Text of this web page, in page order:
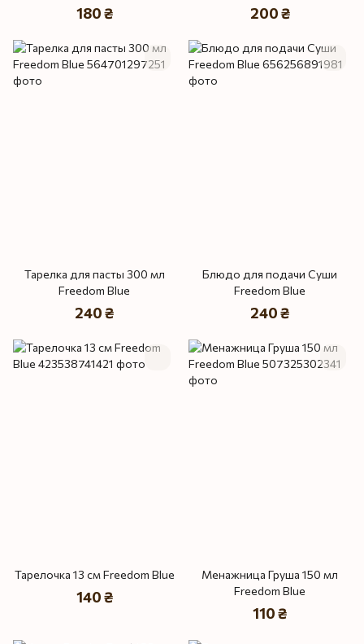
180 ₴ 200 ₴
Тарелка для пасты 300 мл
Freedom Blue
240 ₴
Блюдо для подачи Суши
Freedom Blue
240 ₴
Тарелочка 13 см Freedom Blue
140 ₴
Менажница Груша 150 мл
Freedom Blue
110 ₴